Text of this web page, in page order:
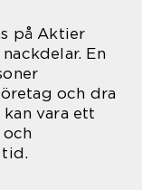
på Aktier
En
och dra
vara ett